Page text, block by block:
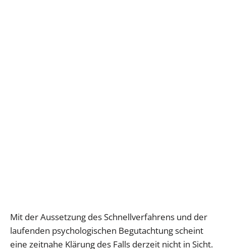
Mit der Aussetzung des Schnellverfahrens und der
laufenden psychologischen Begutachtung scheint
eine zeitnahe Klärung des Falls derzeit nicht in Sicht.